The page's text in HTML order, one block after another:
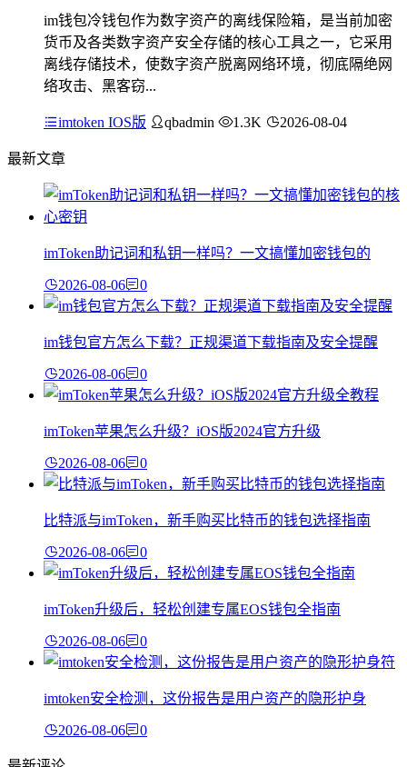
im钱包冷钱包作为数字资产的离线保险箱，是当前加密
货币及各类数字资产安全存储的核心工具之一，它采用
离线存储技术，使数字资产脱离网络环境，彻底隔绝网
络攻击、黑客窃...
imtoken IOS版 qbadmin 1.3K 2026-08-04
最新文章
imToken助记词和私钥一样吗？一文搞懂加密钱包的
2026-08-06 0
im钱包官方怎么下载？正规渠道下载指南及安全提醒
2026-08-06 0
imToken苹果怎么升级？iOS版2024官方升级
2026-08-06 0
比特派与imToken，新手购买比特币的钱包选择指南
2026-08-06 0
imToken升级后，轻松创建专属EOS钱包全指南
2026-08-06 0
imtoken安全检测，这份报告是用户资产的隐形护身
2026-08-06 0